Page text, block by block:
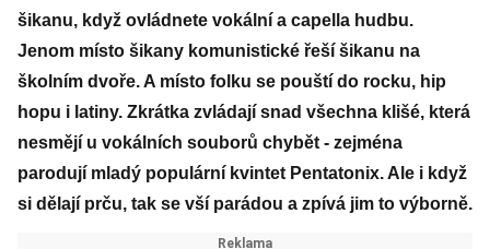
šikanu, když ovládnete vokální a capella hudbu.
Jenom místo šikany komunistické řeší šikanu na
školním dvoře. A místo folku se pouští do rocku, hip
hopu i latiny. Zkrátka zvládají snad všechna klišé, která
nesmějí u vokálních souborů chybět - zejména
parodují mladý populární kvintet Pentatonix. Ale i když
si dělají prču, tak se vší parádou a zpívá jim to výborně.